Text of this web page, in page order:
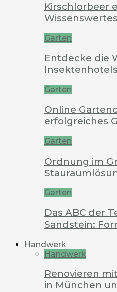
Kirschlorbeer
Wissenswertes
Garten
Entdecke die
Insektenhotels
Garten
Online
erfolgreiches
Garten
Ordnung im
Garten
Das ABC der
Sandstein:
Handwerk
Handwerk
Renovieren
in München